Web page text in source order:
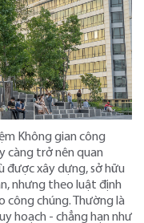
Không gian công
càng trở nên quan
được xây dựng, sở hữu
nhưng theo luật định
công chúng. Thường là
hoạch - chẳng hạn như